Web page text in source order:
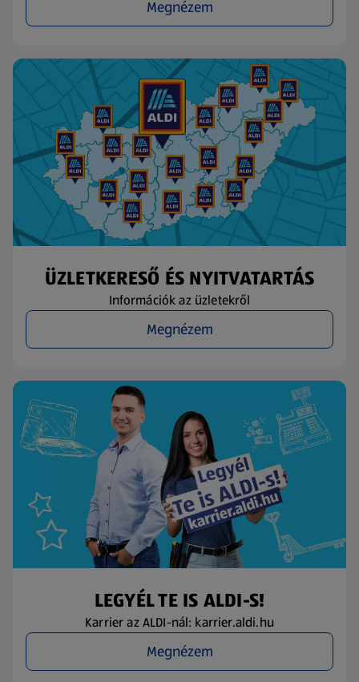
Megnézem
ÜZLETKERESŐ ÉS NYITVATARTÁS
Információk az üzletekről
Megnézem
LEGYÉL TE IS ALDI-S!
Karrier az ALDI-nál: karrier.aldi.hu
Megnézem